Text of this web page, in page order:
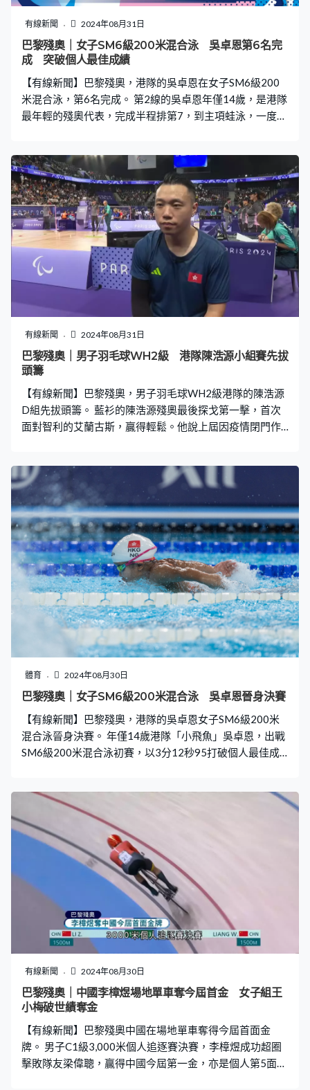
有線新聞 2024年08月31日
巴黎殘奧｜女子SM6級200米混合泳 吳卓恩第6名完
成 突破個人最佳成績
【有線新聞】巴黎殘奧，港隊的吳卓恩在女子SM6級200
米混合泳，第6名完成。 第2線的吳卓恩年僅14歲，是港隊
最年輕的殘奧代表，完成半程排第7，到主項蛙泳，一度連
得，游出2分56秒9，以5.6秒力壓美國的瑪克絲，中國的
劉道敏第三。
有線新聞 2024年08月31日
巴黎殘奧｜男子羽毛球WH2級 港隊陳浩源小組賽先拔
頭籌
【有線新聞】巴黎殘奧，男子羽毛球WH2級港隊的陳浩源
D組先拔頭籌。 藍衫的陳浩源殘奧最後探戈第一擊，首次
面對智利的艾蘭古斯，贏得輕鬆。他說上屆因疫情閉門作
組，每組首名直接晉身4強，上屆羽毛球首次成為正式項目
就奪銅，陳浩源希望今屆獎牌能轉顏色。這位二號種子第2
局大贏21比8，直落兩局贏波，下場對馬來西亞的路蘭，
他說場地需要時間適應。 陳浩源：「（發揮）屬於好，我
想大家都很苦惱，無論前一日朱文佳還是這日，大家都很
苦惱風。大家明顯見到羽毛球風特別大，大家都要打得特
別小心翼翼，不可胡亂出球，所以在這麼興奮的情況下要
盡量控制好自己。」
體育 2024年08月30日
巴黎殘奧｜女子SM6級200米混合泳 吳卓恩晉身決賽
【有線新聞】巴黎殘奧，港隊的吳卓恩女子SM6級200米
混合泳晉身決賽。 年僅14歲港隊「小飛魚」吳卓恩，出戰
SM6級200米混合泳初賽，以3分12秒95打破個人最佳成
有線新聞 2024年08月30日
巴黎殘奧｜中國李樟煜場地單車奪今屆首金 女子組王
小梅破世績奪金
【有線新聞】巴黎殘奧中國在場地單車奪得今屆首面金
牌。 男子C1級3,000米個人追逐賽決賽，李樟煜成功超圈
擊敗隊友梁偉聰，贏得中國今屆第一金，亦是個人第5面殘